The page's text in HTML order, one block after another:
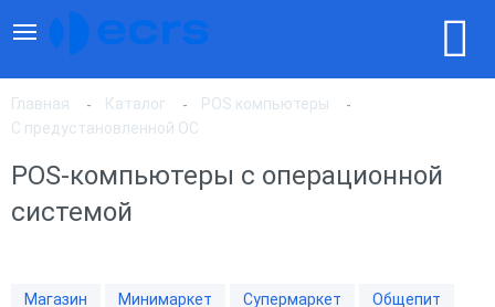
Главная Каталог
POS компьютеры
С предустановленной ОС
POS-компьютеры с операционной
системой
Магазин Минимаркет Супермаркет
Общепит
По популярности